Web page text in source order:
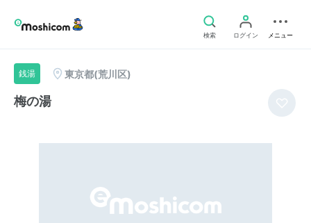
検索 ログイン メニュー
銭湯 東京都(荒川区)
梅の湯